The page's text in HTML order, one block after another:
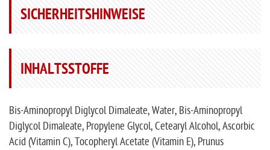
SICHERHEITSHINWEISE
INHALTSSTOFFE
Bis-Aminopropyl Diglycol Dimaleate, Water, Bis-Aminopropyl
Diglycol Dimaleate, Propylene Glycol, Cetearyl Alcohol, Ascorbic
Acid (Vitamin C), Tocopheryl Acetate (Vitamin E), Prunus